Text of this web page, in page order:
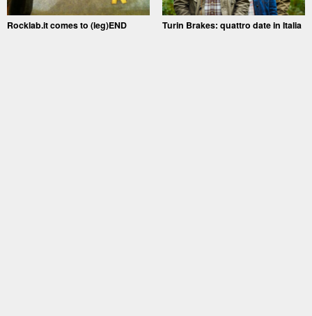
Rocklab.it comes to (leg)END Turin Brakes: quattro date in Italia